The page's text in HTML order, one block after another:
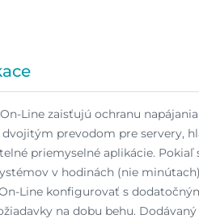
Line zaisťujú ochranu
prevodom pre servery,
priemyselné aplikácie. Pokiaľ
v hodinách (nie
Line konfigurovať s
na dobu behu.